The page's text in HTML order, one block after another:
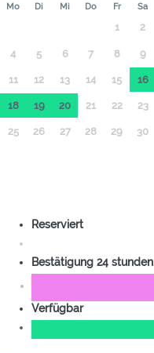
Mo Di Mi Do Fr Sa
1 2
4 5 6 7 8 9
11 12 13 14 15 16
18 19 20 21 22 23
25 26 27 28 29 30
Reserviert
Bestätigung 24 stunden
Verfügbar